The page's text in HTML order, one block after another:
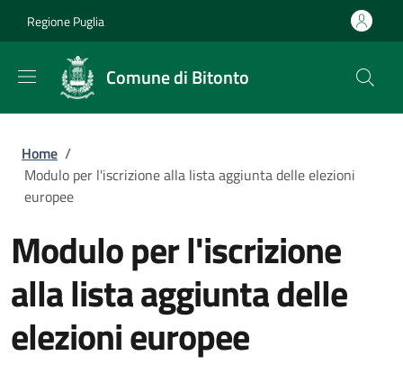
Regione Puglia
Comune di Bitonto
Briciole di pane
Home /
Modulo per l'iscrizione alla lista aggiunta delle elezioni
europee
Modulo per l'iscrizione
alla lista aggiunta delle
elezioni europee